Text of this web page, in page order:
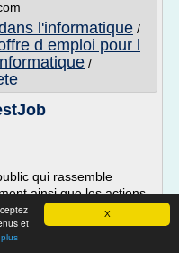
X
et
l'informatique /
d emploi pour l
/
qui rassemble
ainsi que les actions
près de 40% du
diffusent diverses
cela, les